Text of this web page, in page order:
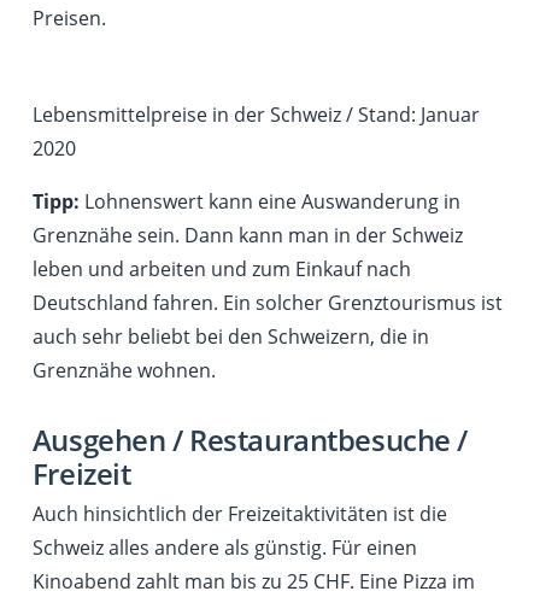
Preisen.
Lebensmittelpreise in der Schweiz / Stand: Januar
2020
Tipp: Lohnenswert kann eine Auswanderung in
Grenznähe sein. Dann kann man in der Schweiz
leben und arbeiten und zum Einkauf nach
Deutschland fahren. Ein solcher Grenztourismus ist
auch sehr beliebt bei den Schweizern, die in
Grenznähe wohnen.
Ausgehen / Restaurantbesuche /
Freizeit
Auch hinsichtlich der Freizeitaktivitäten ist die
Schweiz alles andere als günstig. Für einen
Kinoabend zahlt man bis zu 25 CHF. Eine Pizza im